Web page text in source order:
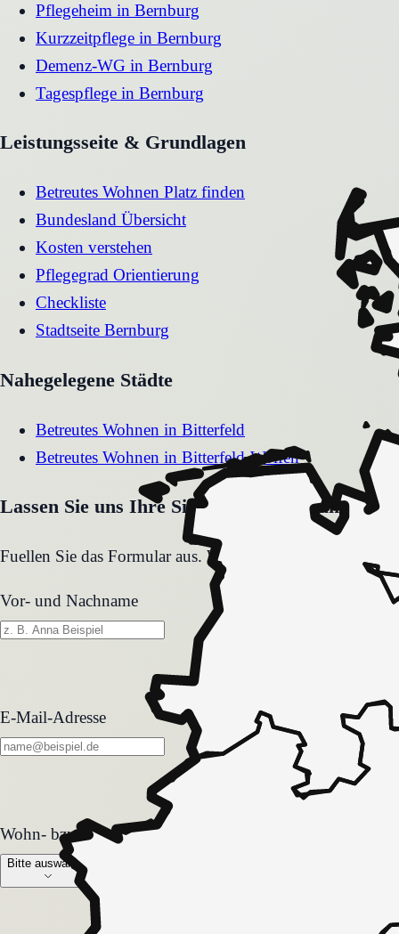
Pflegeheim in Bernburg
Kurzzeitpflege in Bernburg
Demenz-WG in Bernburg
Tagespflege in Bernburg
Leistungsseite & Grundlagen
Betreutes Wohnen Platz finden
Bundesland Übersicht
Kosten verstehen
Pflegegrad Orientierung
Checkliste
Stadtseite Bernburg
Nahegelegene Städte
Betreutes Wohnen in Bitterfeld
Betreutes Wohnen in Bitterfeld-Wolfen
Lassen Sie uns Ihre Situation gemeinsam
Fuellen Sie das Formular aus. Wir melden uns zeitnah
Vor- und Nachname
E-Mail-Adresse
Wohn- bzw. Pflegeform
Wohn- bzw. Pflegeform
Bitte auswählen